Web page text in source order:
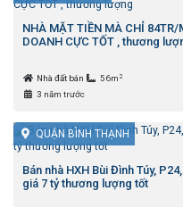
NHÀ MẶT TIỀN MÀ CHỈ 84TR/
DOANH CỰC TỐT , thương
Nhà đất bán 56m 2
3 năm trước
QUẬN BÌNH THẠNH
Bán nhà HXH Bùi Đình Túy,
giá 7 tỷ thương lượng tốt